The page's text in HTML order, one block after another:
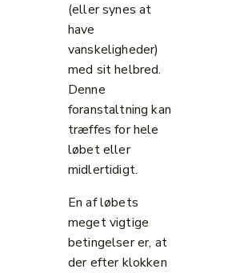
(eller synes at
have
vanskeligheder)
med sit helbred.
Denne
foranstaltning kan
træffes for hele
løbet eller
midlertidigt.
En af løbets
meget vigtige
betingelser er, at
der efter klokken